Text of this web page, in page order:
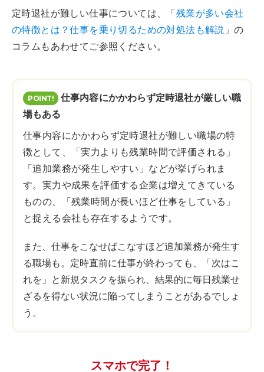
定時退社が難しい仕事については、「残業が多い会社
の特徴とは？仕事を乗り切るための対処法も解説 」の
コラムもあわせてご参照ください。
仕事内容にかかわらず定時退社が厳しい職
場もある
仕事内容にかかわらず定時退社が難しい職場の特
徴として、「実力よりも残業時間で評価される」
「追加業務が発生しやすい」などが挙げられま
す。実力や成果を評価する企業は増えてきている
ものの、「残業時間が長いほど仕事をしている」
と捉える会社も存在するようです。
また、仕事をこなせばこなすほど追加業務が発生す
る職場も。定時直前に仕事が終わっても、「次はこ
れを」と新規タスクを振られ、結果的に毎日残業せ
ざるを得ない状況に陥ってしまうことがあるでしょ
う。
スマホで完了！